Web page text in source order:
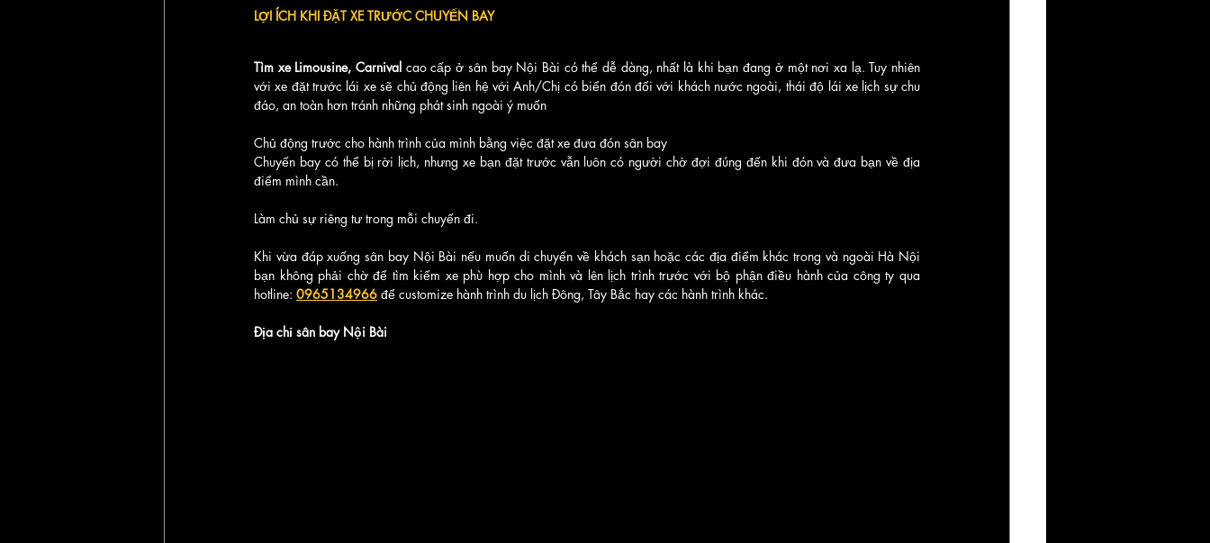
LỢI ÍCH KHI ĐẶT XE TRƯỚC CHUYẾN BAY
Tìm xe Limousine, Carnival cao cấp ở sân bay Nội Bài có thể dễ dàng, nhất là khi bạn đang ở một nơi xa lạ. Tuy nhiên
với xe đặt trước lái xe sẽ chủ động liên hệ với Anh/Chị có biển đón đối với khách nước ngoài, thái độ lái xe lịch sự chu
đáo, an toàn hơn tránh những phát sinh ngoài ý muốn
Chủ động trước cho hành trình của mình bằng việc đặt xe đưa đón sân bay
Chuyến bay có thể bị rời lịch, nhưng xe bạn đặt trước vẫn luôn có người chờ đợi đúng đến khi đón và đưa bạn về địa
điểm mình cần.
Làm chủ sự riêng tư trong mỗi chuyến đi.
Khi vừa đáp xuống sân bay Nội Bài nếu muốn di chuyển về khách sạn hoặc các địa điểm khác trong và ngoài Hà Nội
bạn không phải chờ để tìm kiếm xe phù hợp cho mình và lên lịch trình trước với bộ phận điều hành của công ty qua
hotline: 0965134966 để customize hành trình du lịch Đông, Tây Bắc hay các hành trình khác.
Địa chỉ sân bay Nội Bài